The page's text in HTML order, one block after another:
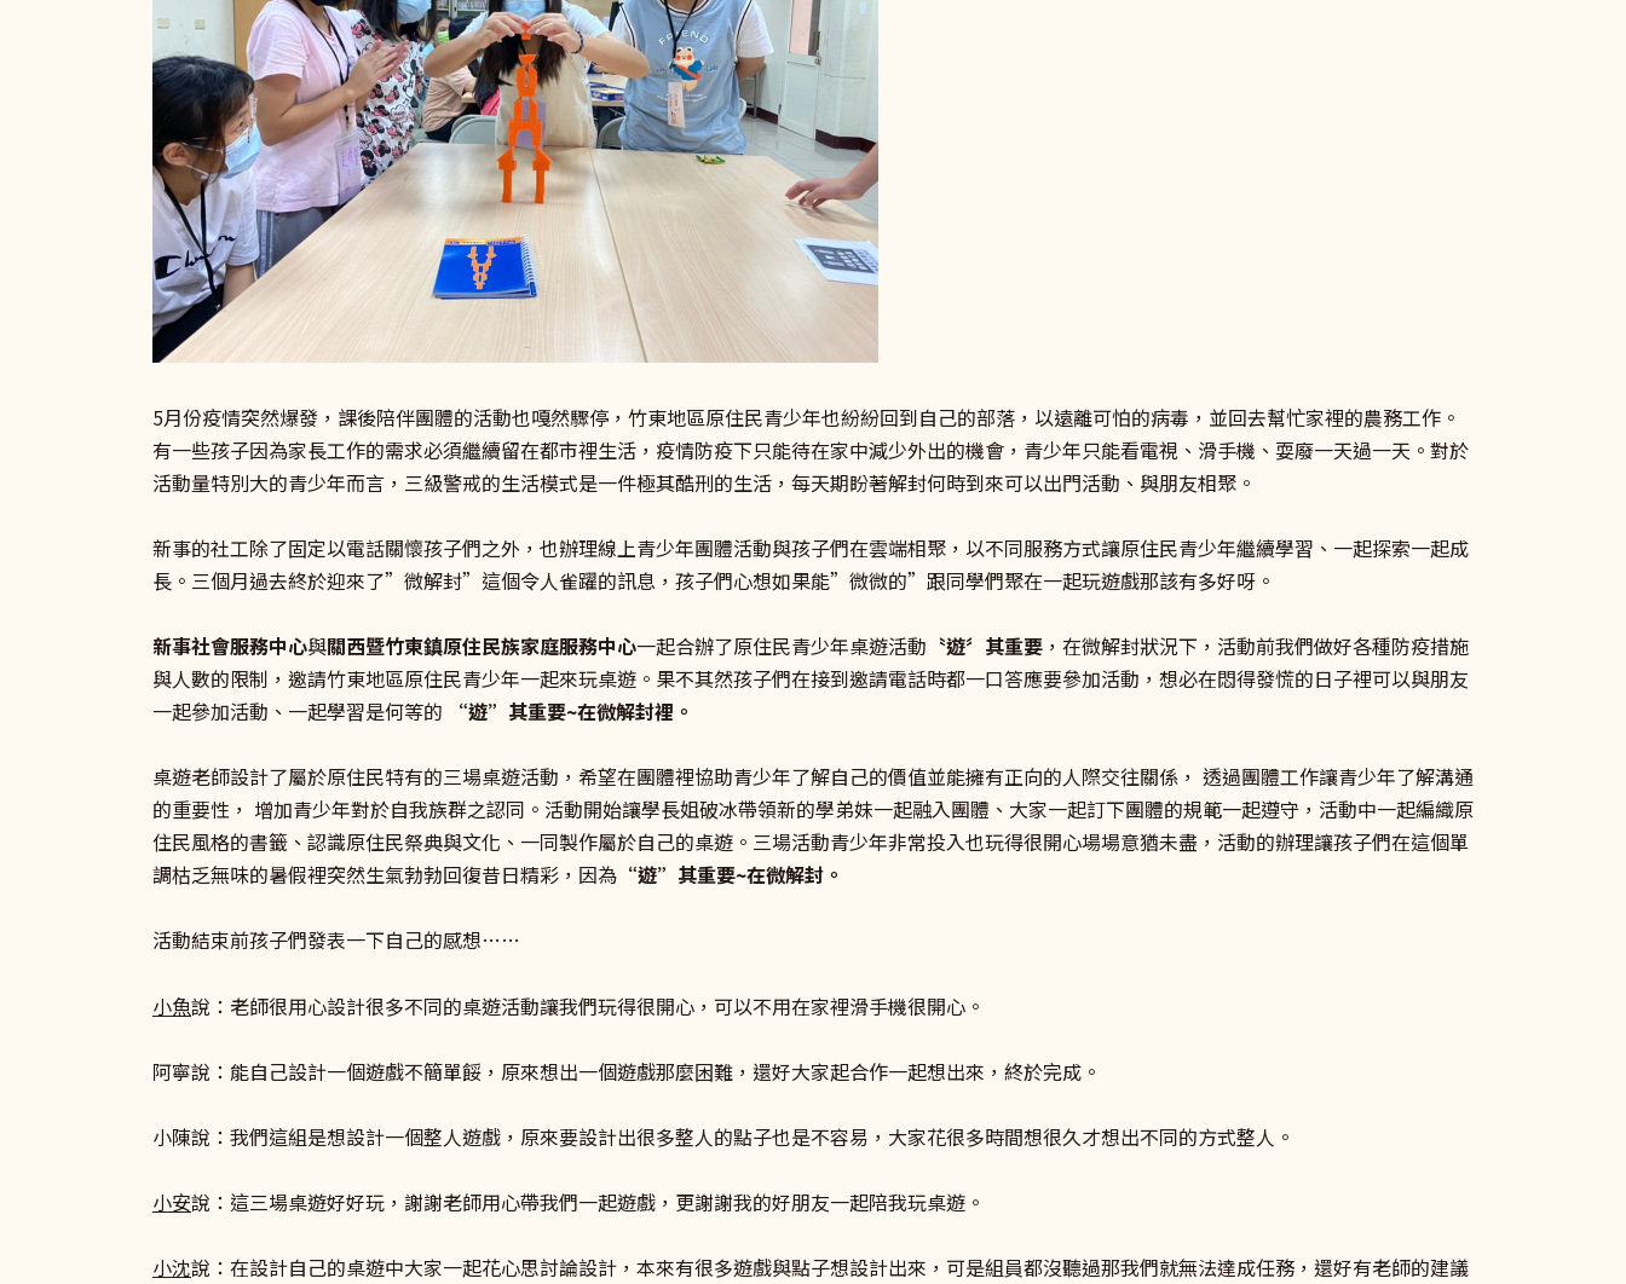
5月份疫情突然爆發，課後陪伴團體的活動也嘎然驟停，竹東地區原住民青少年也紛紛回到自己的部落，以遠離可怕的病毒，並回去幫忙家裡的農務工作。
有一些孩子因為家長工作的需求必須繼續留在都市裡生活，疫情防疫下只能待在家中減少外出的機會，青少年只能看電視、滑手機、耍廢一天過一天。對於
活動量特別大的青少年而言，三級警戒的生活模式是一件極其酷刑的生活，每天期盼著解封何時到來可以出門活動、與朋友相聚。
新事的社工除了固定以電話關懷孩子們之外，也辦理線上青少年團體活動與孩子們在雲端相聚，以不同服務方式讓原住民青少年繼續學習、一起探索一起成
長。三個月過去終於迎來了”微解封”這個令人雀躍的訊息，孩子們心想如果能”微微的”跟同學們聚在一起玩遊戲那該有多好呀。
新事社會服務中心與關西暨竹東鎮原住民族家庭服務中心一起合辦了原住民青少年桌遊活動 〝遊〞其重要 ，在微解封狀況下，活動前我們做好各種防疫措施
與人數的限制，邀請竹東地區原住民青少年一起來玩桌遊。果不其然孩子們在接到邀請電話時都一口答應要參加活動，想必在悶得發慌的日子裡可以與朋友
一起參加活動、一起學習是何等的
“遊” 其重要~在微解封裡 。
桌遊老師設計了屬於原住民特有的三場桌遊活動，希望在團體裡協助青少年了解自己的價值並能擁有正向的人際交往關係， 透過團體工作讓青少年了解溝通
的重要性， 增加青少年對於自我族群之認同。活動開始讓學長姐破冰帶領新的學弟妹一起融入團體、大家一起訂下團體的規範一起遵守，活動中一起編織原
住民風格的書籤、認識原住民祭典與文化、一同製作屬於自己的桌遊。三場活動青少年非常投入也玩得很開心場場意猶未盡，活動的辦理讓孩子們在這個單
調枯乏無味的暑假裡突然生氣勃勃回復昔日精彩，因為 “遊” 其重要~在微解封 。
活動結束前孩子們發表一下自己的感想……
小魚說：老師很用心設計很多不同的桌遊活動讓我們玩得很開心，可以不用在家裡滑手機很開心。
阿寧說：能自己設計一個遊戲不簡單餒，原來想出一個遊戲那麼困難，還好大家起合作一起想出來，終於完成。
小陳說：我們這組是想設計一個整人遊戲，原來要設計出很多整人的點子也是不容易，大家花很多時間想很久才想出不同的方式整人。
小安說：這三場桌遊好好玩，謝謝老師用心帶我們一起遊戲，更謝謝我的好朋友一起陪我玩桌遊。
小沈說：在設計自己的桌遊中大家一起花心思討論設計，本來有很多遊戲與點子想設計出來，可是組員都沒聽過那我們就無法達成任務，還好有老師的建議